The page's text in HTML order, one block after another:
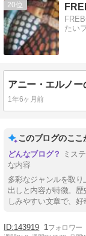
20
たい
1年6ヶ月前
このブログのここ
ミス
な内容
多彩なジャンルを取
出しと内容が特徴。
しみやすい文章で、好
143919 1